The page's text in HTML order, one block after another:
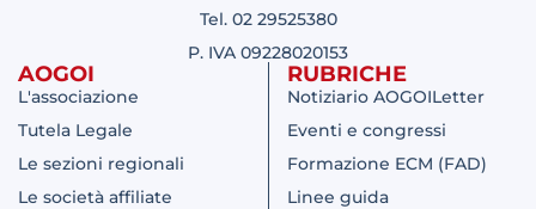
Tel. 02 29525380
P. IVA 09228020153
AOGOI
L'associazione
Tutela Legale
Le sezioni regionali
Le società affiliate
RUBRICHE
Notiziario AOGOILetter
Eventi e congressi
Formazione ECM (FAD)
Linee guida